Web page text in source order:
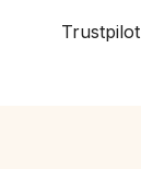
Trustpilot